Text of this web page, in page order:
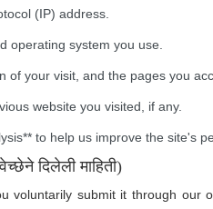
महाराष्ट्र लोकसेवा हक्क अधिनियम
सायबर सुरक्षा आणि जनजागृती
उपयुक्त संकेतस्थळे
जागरुक नागरिक
नेहमीचे प्रश्न
सुरक्षा टिपा
(IP) address.
operating system you use.
of your visit, and the pages you
website you visited, if any.
to help us improve the site's
दिलेली माहिती)
voluntarily submit it through our